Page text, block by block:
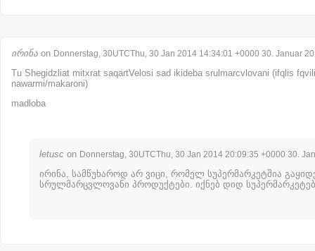
ირინა on Donnerstag, 30UTCThu, 30 Jan 2014 14:34:01 +0000 30. Januar
Tu Shegidzliat mitxrat saqartVelosi sad ikideba srulmarcvlovani (ifqlis
nawarmi/makaroni)
madloba
letusc on Donnerstag, 30UTCThu, 30 Jan 2014 20:09:35 +0000 30.
ირინა, სამწუხაროდ არ ვიცი, რომელ სუპერმარკეტშია
სრულმარცვლოვანი პროდუქტები. იქნებ დიდ